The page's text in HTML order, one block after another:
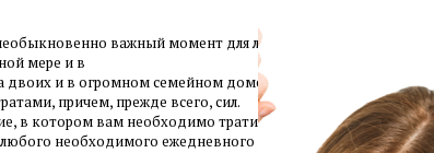
важный момент для личной жизни
мере и в
двоих и в огромном семейном доме создание
причем, прежде всего, сил.
в котором вам необходимо тратить минимум
необходимого ежедневного результата.